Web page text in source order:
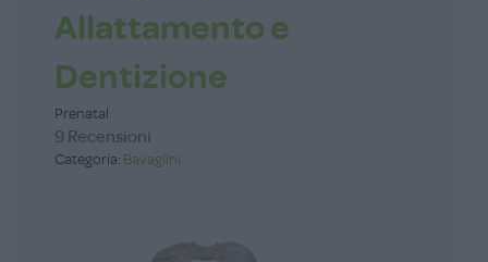
Allattamento e
Dentizione
Prenatal
9 Recensioni
Categoria: Bavaglini